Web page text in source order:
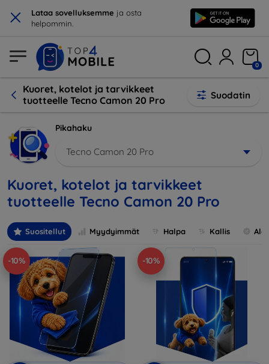
× Lataa sovelluksemme ja osta
helpommin.
0
Kuoret, kotelot ja tarvikkeet
tuotteelle Tecno Camon 20 Pro
Suodatin
Pikahaku
Tecno Camon 20 Pro
Kuoret, kotelot ja tarvikkeet
tuotteelle Tecno Camon 20 Pro
Suositellut Myydyimmät Halpa Kallis
-10% -10%